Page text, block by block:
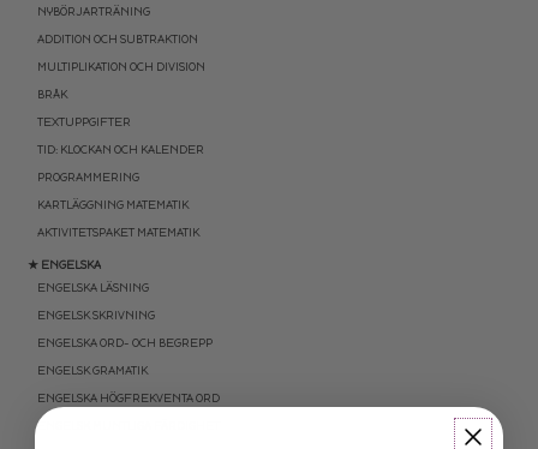
NYBÖRJARTRÄNING
ADDITION OCH SUBTRAKTION
MULTIPLIKATION OCH DIVISION
BRÅK
TEXTUPPGIFTER
TID: KLOCKAN OCH KALENDER
PROGRAMMERING
KARTLÄGGNING MATEMATIK
AKTIVITETSPAKET MATEMATIK
★ ENGELSKA
ENGELSKA LÄSNING
ENGELSK SKRIVNING
ENGELSKA ORD- OCH BEGREPP
ENGELSK GRAMATIK
ENGELSKA HÖGFREKVENTA ORD
ENGELSK MUNTLIGA FÄRDIGHET